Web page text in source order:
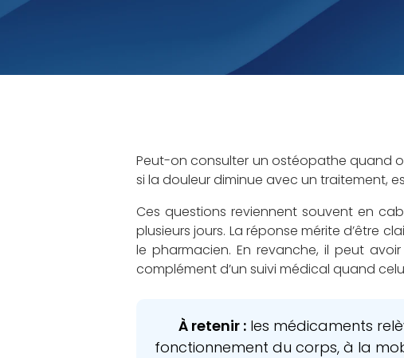
Peut-on consulter un ostéopathe quand
si la douleur diminue avec un traitement,
Ces questions reviennent souvent en
plusieurs jours. La réponse mérite d’être
le pharmacien. En revanche, il peut
complément d’un suivi médical quand
À retenir :les médicaments
fonctionnement du corps, à la